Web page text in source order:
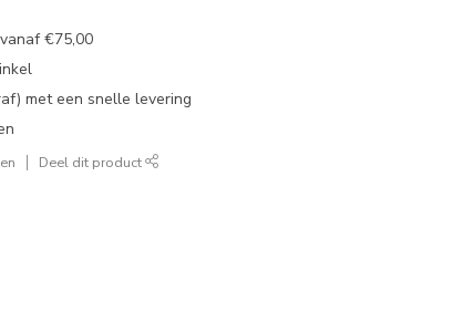
vanaf€75,00
met een snelle levering
Deel dit product